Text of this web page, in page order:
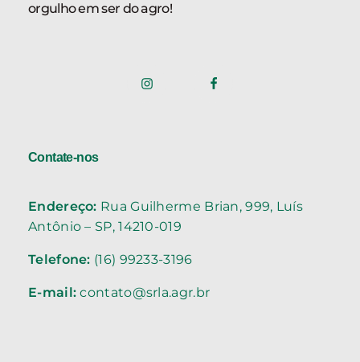
orgulho em ser do agro!
Contate-nos
Endereço: Rua Guilherme Brian, 999, Luís
Antônio – SP, 14210-019
Telefone: (16) 99233-3196
E-mail: contato@srla.agr.br